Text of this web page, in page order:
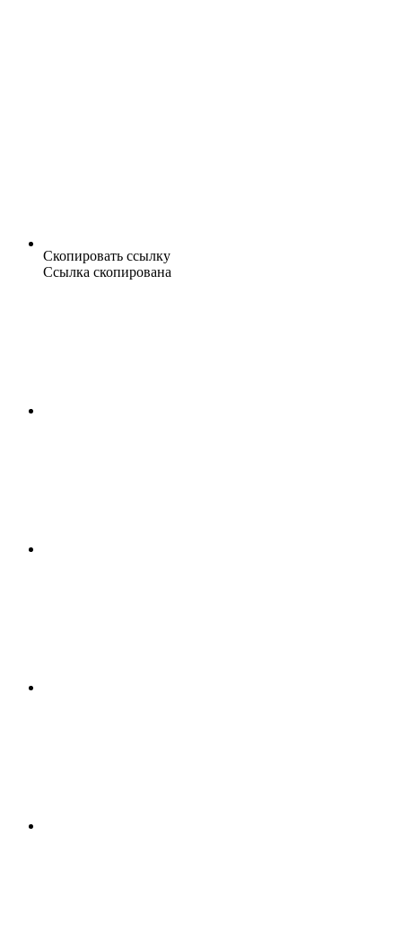
Скопировать ссылку
Ссылка скопирована